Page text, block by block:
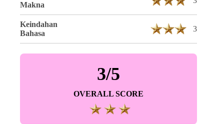
Makna
Keindahan
Bahasa
3
3/5
OVERALL SCORE